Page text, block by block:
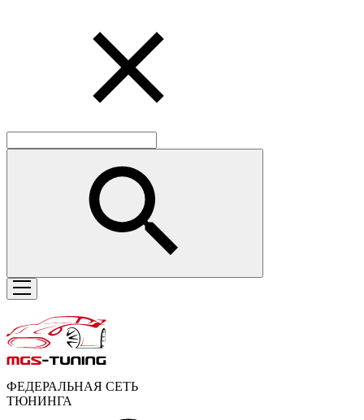
ФЕДЕРАЛЬНАЯ СЕТЬ
ТЮНИНГА